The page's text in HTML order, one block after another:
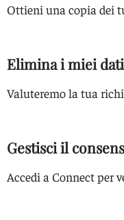
Ottieni una copia dei
Elimina i miei dati
Valuteremo la tua
Gestisci il
Accedi a Connect per